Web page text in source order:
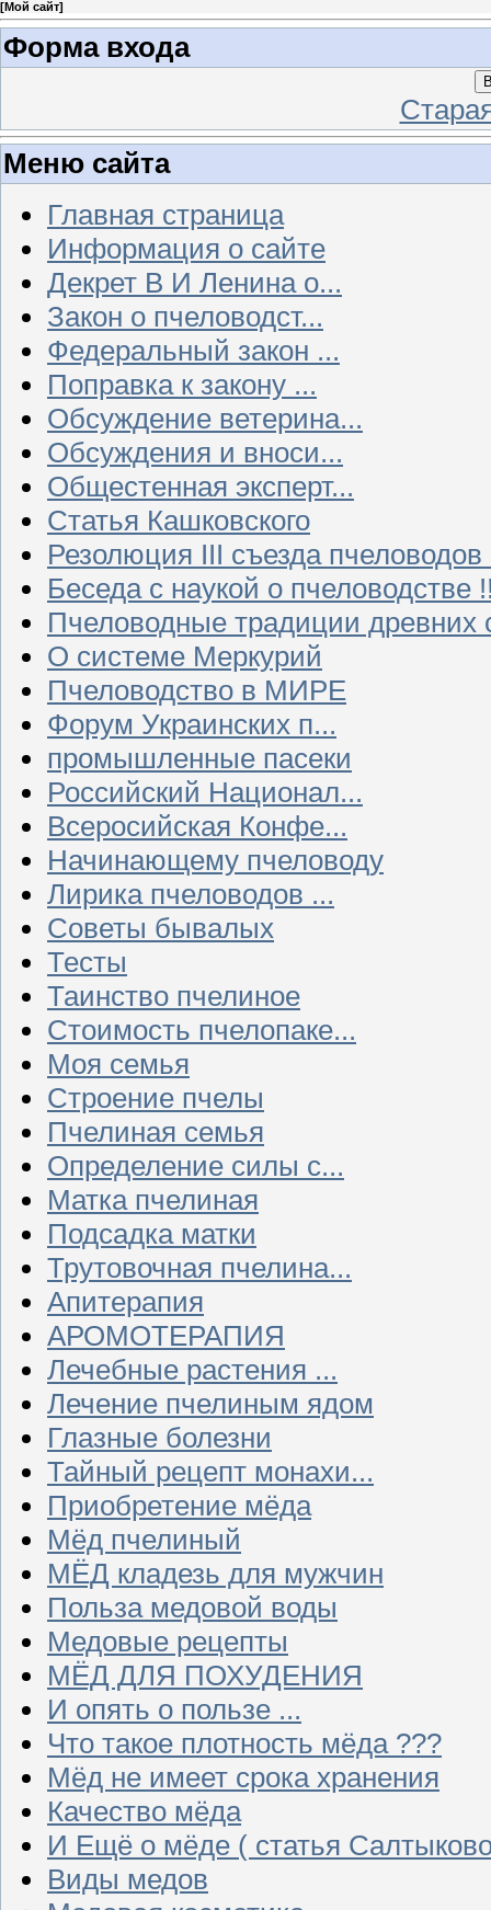
[Мой сайт]
Форма входа
Меню сайта
Главная страница
Информация о сайте
Декрет В И Ленина о...
Закон о пчеловодст...
Федеральный закон ...
Поправка к закону ...
Обсуждение ветерина...
Обсуждения и вноси...
Общестенная эксперт...
Статья Кашковского
Резолюция III съезда
Беседа с наукой о пчеловодстве
Пчеловодные традиции древних
О системе Меркурий
Пчеловодство в МИРЕ
Форум Украинских п...
промышленные пасеки
Российский Национал...
Всеросийская Конфе...
Начинающему пчеловоду
Лирика пчеловодов ...
Советы бывалых
Тесты
Таинство пчелиное
Стоимость пчелопаке...
Моя семья
Строение пчелы
Пчелиная семья
Определение силы с...
Матка пчелиная
Подсадка матки
Трутовочная пчелина...
Апитерапия
АРОМОТЕРАПИЯ
Лечебные растения ...
Лечение пчелиным ядом
Глазные болезни
Тайный рецепт монахи...
Приобретение мёда
Мёд пчелиный
МЁД кладезь для мужчин
Польза медовой воды
Медовые рецепты
МЁД ДЛЯ ПОХУДЕНИЯ
И опять о пользе ...
Что такое плотность мёда ???
Мёд не имеет срока хранения
Качество мёда
И Ещё о мёде ( статья
Виды медов